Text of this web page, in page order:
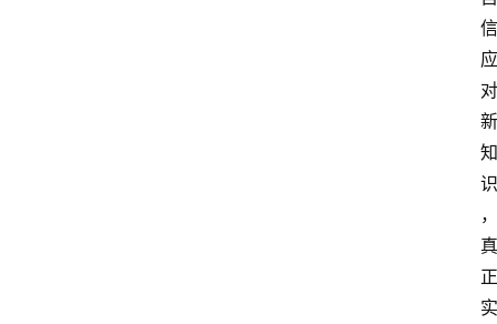
信
应
对
新
知
识
，
真
正
实